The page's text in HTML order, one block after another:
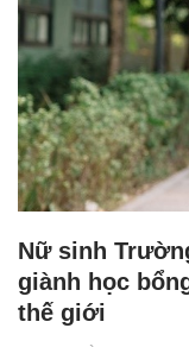
Nữ sinh
giành học
thế giới